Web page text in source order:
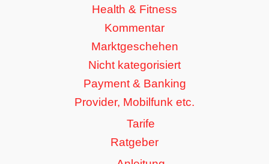
Health & Fitness
Kommentar
Marktgeschehen
Nicht kategorisiert
Payment & Banking
Provider, Mobilfunk etc.
Tarife
Ratgeber